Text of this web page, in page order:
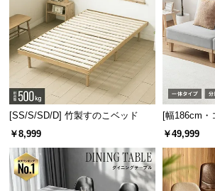
[SS/S/SD/D] 竹製すのこベッド
￥8,999
[幅186cm・
人掛けソフ
￥49,999